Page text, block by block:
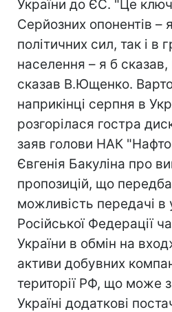
України до ЄС. "Це
Серйозних опонентів –
політичних сил, так і в
населення – я б сказав,
сказав В.Ющенко.
наприкінці серпня в
розгорілася гостра
заяв голови НАК
Євгенія Бакуліна про
пропозицій, що
можливість передачі в
Російської Федерації
України в обмін на
активи добувних
території РФ, що може
Україні додаткові